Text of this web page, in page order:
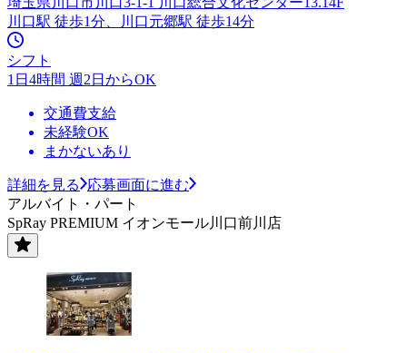
川口駅 徒歩1分、川口元郷駅 徒歩14分
シフト
1日4時間 週2日からOK
交通費支給
未経験OK
まかないあり
詳細を見る
応募画面に進む
アルバイト・パート
SpRay PREMIUM イオンモール川口前川店